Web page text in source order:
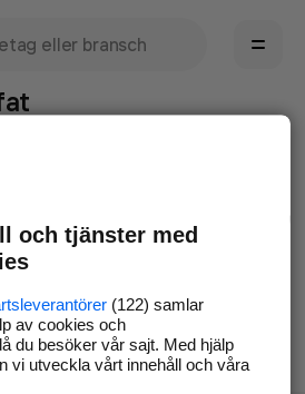
snabbare kan avhjälpa det.
i webbläsaren och försök igen
och tjänster med
(122) samlar
av cookies och
du besöker vår sajt. Med hjälp
vi utveckla vårt innehåll och våra